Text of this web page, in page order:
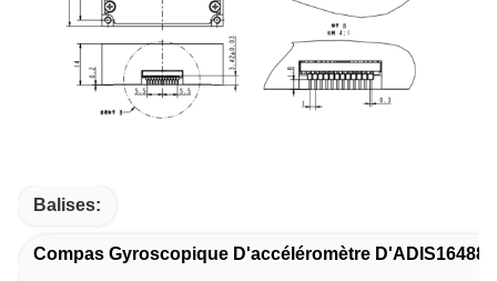
Balises:
Compas Gyroscopique D'accéléromètre D'ADIS16488